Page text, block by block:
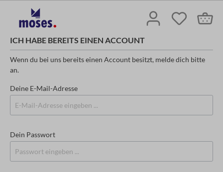
ICH HABE BEREITS EINEN ACCOUNT
Wenn du bei uns bereits einen Account besitzt, melde dich bitte
an.
Deine E-Mail-Adresse
Dein Passwort